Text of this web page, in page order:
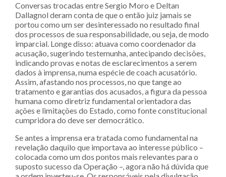
Conversas trocadas entre Sergio Moro e Deltan
Dallagnol deram conta de que o então juiz jamais se
portou como um ser desinteressado no resultado final
dos processos de sua responsabilidade, ou seja, de modo
imparcial. Longe disso: atuava como coordenador da
acusação, sugerindo testemunha, antecipando decisões,
indicando provas e notas de esclarecimentos a serem
dados à imprensa, numa espécie de coach acusatório.
Assim, afastando nos processos, no que tange ao
tratamento e garantias dos acusados, a figura da pessoa
humana como diretriz fundamental orientadora das
ações e limitações do Estado, como fonte constitucional
cumpridora do deve ser democrático.
Se antes a imprensa era tratada como fundamental na
revelação daquilo que importava ao interesse público –
colocada como um dos pontos mais relevantes para o
suposto sucesso da Operação –, agora não há dúvida que